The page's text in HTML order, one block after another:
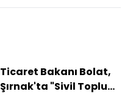
Ticaret Bakanı Bolat,
Şırnak'ta "Sivil Toplum